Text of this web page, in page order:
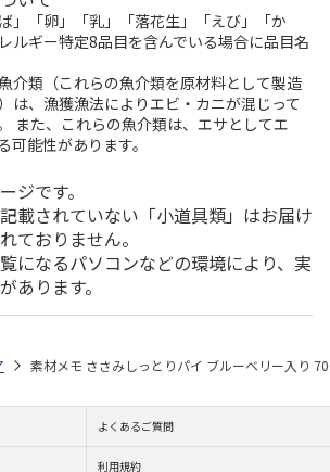
」「卵」「乳」「落花生」「えび」「か
ルギー特定8品目を含んでいる場合に品目名
介類（これらの魚介類を原材料として製造
は、漁獲漁法によりエビ・カニが混じって
また、これらの魚介類は、エサとしてエ
可能性があります。
ジです。
載されていない「小道具類」はお届け
ておりません。
になるパソコンなどの環境により、実
あります。
素材メモ ささみしっとりパイ ブルーベリー入り
よくあるご質問
利用規約